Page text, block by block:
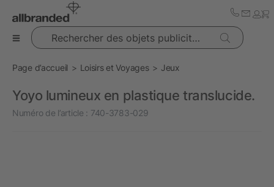
Rechercher des objets publicitaires
Page d’accueil Loisirs et Voyages Jeux
Yoyo lumineux en plastique translucide.
Numéro de l’article : 740-3783-029